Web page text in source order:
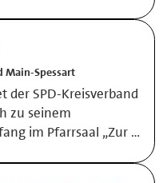
Main-Spessart
der SPD-Kreisverband
zu seinem
im Pfarrsaal „Zur …